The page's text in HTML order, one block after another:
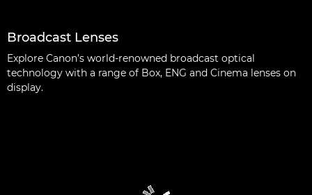
Broadcast Lenses
Explore Canon’s world-renowned broadcast optical
technology with a range of Box, ENG and Cinema lenses on
display.